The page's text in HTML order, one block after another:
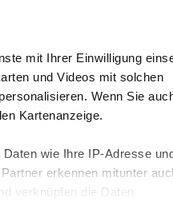
mit Ihrer Einwilligung
und Videos mit solchen
Wenn Sie
Kartenanzeige.
wie Ihre IP-Adresse
erkennen mitunter
verknüpfen die Daten
In deiner Nähe